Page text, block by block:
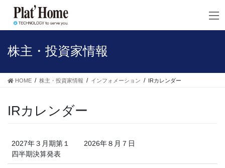
株主・投資家情報
HOME 株主・投資家情報 インフォメーション IRカレンダー
IRカレンダー
2027年３月期第１
四半期決算発表
2026年８月７日